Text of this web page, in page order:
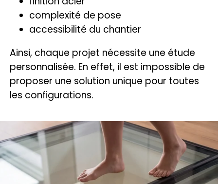
complexité de pose
accessibilité du chantier
Ainsi, chaque projet nécessite une étude
personnalisée. En effet, il est impossible de
proposer une solution unique pour toutes
les configurations.